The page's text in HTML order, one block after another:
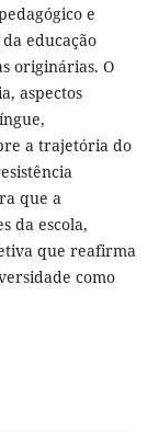
e
educação
originárias. O
aspectos
a trajetória do
que a
da escola,
que reafirma
como